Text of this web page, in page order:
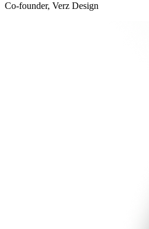
Co-founder, Verz Design